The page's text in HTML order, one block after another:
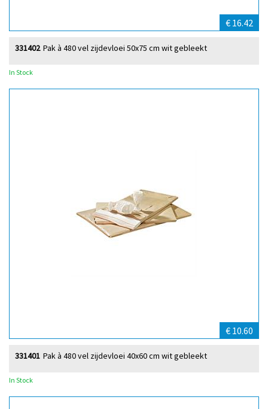
€ 16.42
Pak à 480 vel zijdevloei 50x75 cm wit gebleekt
331402
In Stock
€ 10.60
Pak à 480 vel zijdevloei 40x60 cm wit gebleekt
331401
In Stock